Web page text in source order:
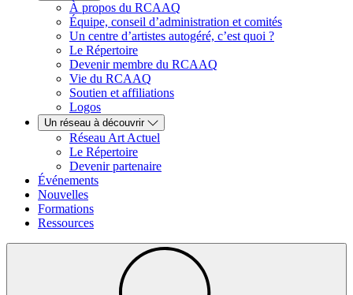
À propos du RCAAQ
Équipe, conseil d’administration et comités
Un centre d’artistes autogéré, c’est quoi ?
Le Répertoire
Devenir membre du RCAAQ
Vie du RCAAQ
Soutien et affiliations
Logos
Un réseau à découvrir
Réseau Art Actuel
Le Répertoire
Devenir partenaire
Événements
Nouvelles
Formations
Ressources